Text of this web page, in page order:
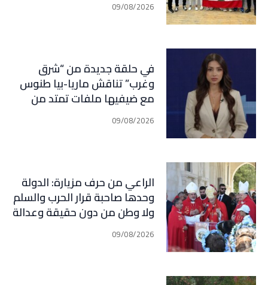
09/08/2026
في حلقة جديدة من “شرق
وغرب” تناقش ماريا-بيا طنوس
مع ضيفيها ملفات تمتد من
لبنان وإيران إلى إسبانيا
والمغرب: مفاوضات، صراع نفوذ،
09/08/2026
الراعي من حرف مزيارة: الدولة
وحدها صاحبة قرار الحرب والسلم
ولا وطن من دون حقيقة وعدالة
ومحاسبة
09/08/2026